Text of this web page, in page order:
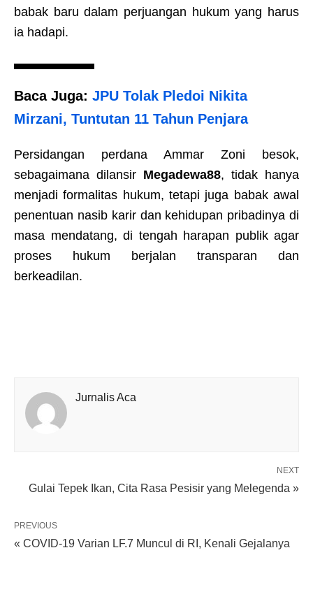
babak baru dalam perjuangan hukum yang harus
ia hadapi.
Baca Juga: JPU Tolak Pledoi Nikita
Mirzani, Tuntutan 11 Tahun Penjara
Persidangan perdana Ammar Zoni besok,
sebagaimana dilansir Megadewa88, tidak hanya
menjadi formalitas hukum, tetapi juga babak awal
penentuan nasib karir dan kehidupan pribadinya di
masa mendatang, di tengah harapan publik agar
proses hukum berjalan transparan dan
berkeadilan.
Jurnalis Aca
NEXT
Gulai Tepek Ikan, Cita Rasa Pesisir yang Melegenda »
PREVIOUS
« COVID-19 Varian LF.7 Muncul di RI, Kenali Gejalanya